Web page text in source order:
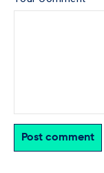
Post comment